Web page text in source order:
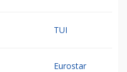
TUI
Eurostar